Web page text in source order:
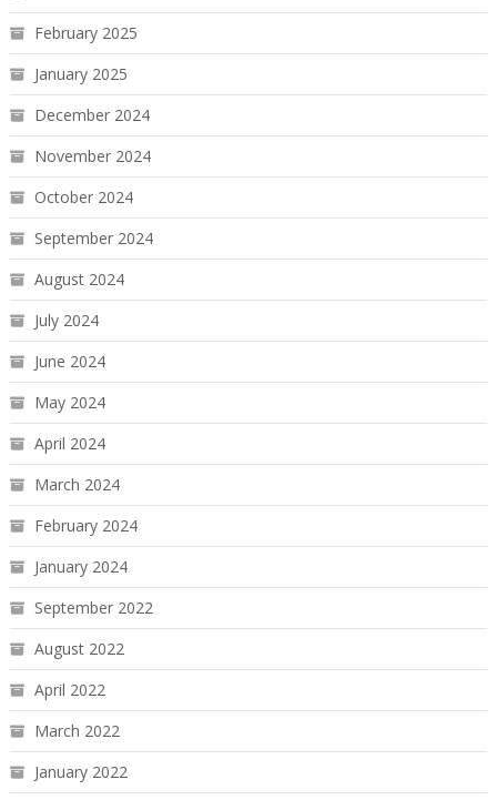
February 2025
January 2025
December 2024
November 2024
October 2024
September 2024
August 2024
July 2024
June 2024
May 2024
April 2024
March 2024
February 2024
January 2024
September 2022
August 2022
April 2022
March 2022
January 2022